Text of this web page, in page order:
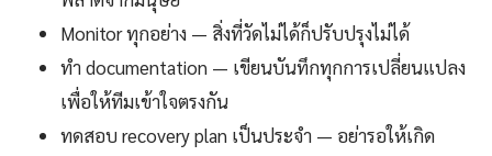
Monitor ทุกอย่าง — สิ่งที่วัดไม่ได้ก็ปรับปรุงไม่ได้
ทำ documentation — เขียนบันทึกทุกการเปลี่ยนแปลง
เพื่อให้ทีมเข้าใจตรงกัน
ทดสอบ recovery plan เป็นประจำ — อย่ารอให้เกิด